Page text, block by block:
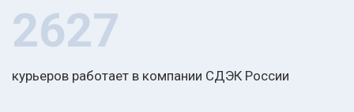
2627
курьеров работает в компании СДЭК России